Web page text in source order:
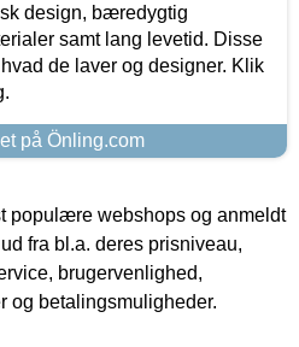
design, bæredygtig
samt lang levetid. Disse
de laver og designer. Klik
på Önling.com
populære webshops og anmeldt
fra bl.a. deres prisniveau,
brugervenlighed,
og betalingsmuligheder.